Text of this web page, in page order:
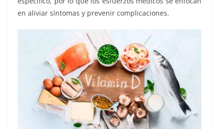
en aliviar síntomas y prevenir complicaciones.